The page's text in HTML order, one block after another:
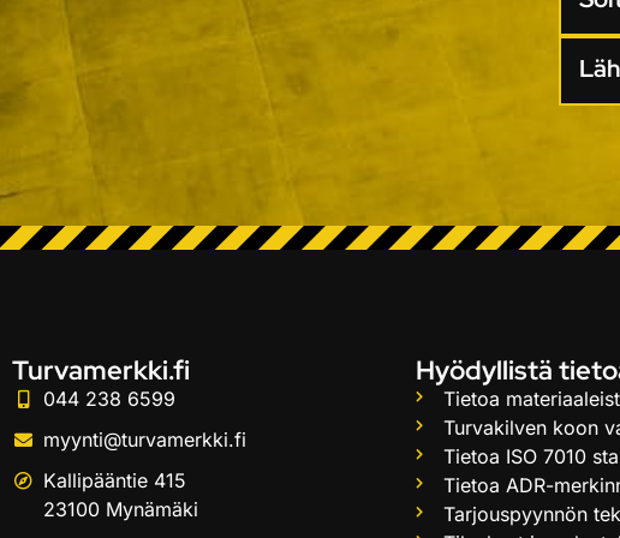
Turvamerkki.fi
044 238 6599
myynti@turvamerkki.fi
Kallipääntie 415
23100 Mynämäki
Hyödyllistä
Tietoa
Turvakilven koon
Tietoa ISO 7010
Tietoa ADR-
Tarjouspyynnön